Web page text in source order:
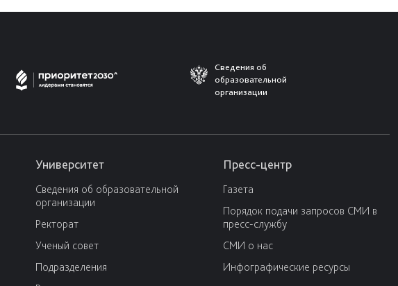
Сведения об
образовательной
организации
Университет
Сведения об образовательной
организации
Ректорат
Ученый совет
Подразделения
Пресс-центр
Газета
Порядок подачи запросов СМИ в
пресс-службу
СМИ о нас
Инфографические ресурсы